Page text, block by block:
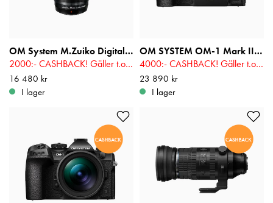
OM System M.Zuiko Digital ED 90mm F3.5 Macro IS PRO
2000:- CASHBACK! Gäller t.o.m 2026-08-16
Pris :16 480 kr
16 480 kr
I lager
OM SYSTEM OM-1 Mark II Kamerahus
4000:- CASHBACK! Gäller t.o.m 2026-08-16
Pris :23 890 kr
23 890 kr
I lager